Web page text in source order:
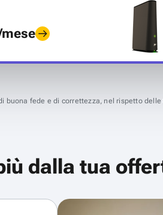
buona fede e di correttezza, nel rispetto delle
dalla tua